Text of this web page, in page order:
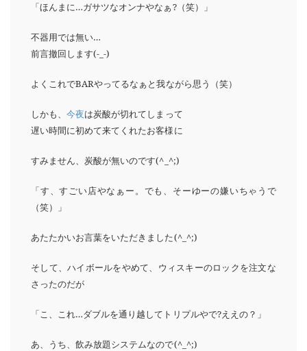
「ほんまに…ガサツなオンナやなぁ?（笑）」
不器用では無い…
前言撤回します(-_-)
よくこれでBARやってるなぁと我ながら思う（笑）
しかも、今夜は炭酸が切れてしまって
遅い時間に初めて来てくれたお客様に
すみません、炭酸が無いのです(^_^;)
「す、すごい店やなぁー。でも、そーゆーの嫌いちゃうで
（笑）」
あたたかいお言葉をいただきました(^_^;)
そして、ハイボールをやめて、 ウィスキーのロックを注文な
さったのだが
「こ、これ…ダブルを通り越してトリプルやで?ええの？」
あ、うち、飲み放題システムなので(^_^;)